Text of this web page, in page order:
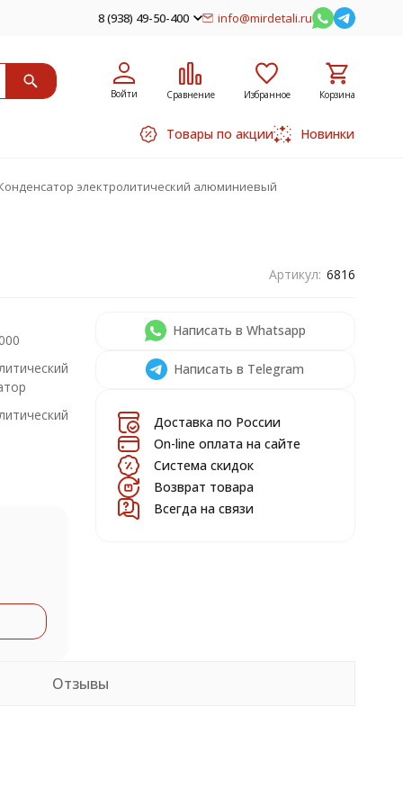
8 (938) 49-50-400 info@mirdetali.ru
Войти Сравнение Избранное Корзина
Товары по акции Новинки
электролитический алюминиевый
Артикул: 6816
Написать в Whatsapp
Написать в Telegram
Доставка по России
On-line оплата на сайте
Система скидок
Возврат товара
Всегда на связи
Отзывы